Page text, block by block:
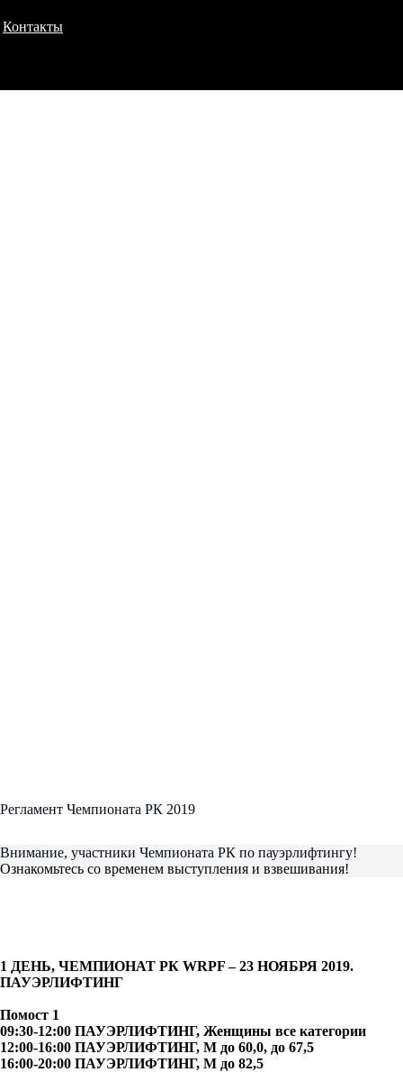
Контакты
Регламент Чемпионата РК 2019
Внимание, участники Чемпионата РК по пауэрлифтингу!
Ознакомьтесь со временем выступления и взвешивания!
1 ДЕНЬ, ЧЕМПИОНАТ РК WRPF – 23 НОЯБРЯ 2019.
ПАУЭРЛИФТИНГ
Помост 1
09:30-12:00 ПАУЭРЛИФТИНГ, Женщины все категории
12:00-16:00 ПАУЭРЛИФТИНГ, М до 60,0, до 67,5
16:00-20:00 ПАУЭРЛИФТИНГ, М до 82,5